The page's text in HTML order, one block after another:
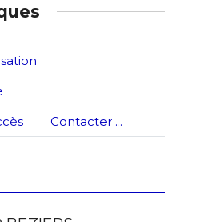
Contacter ...